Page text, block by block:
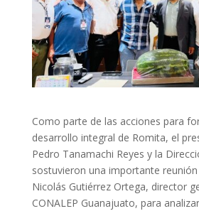
Como parte de las acciones para
desarrollo integral de Romita, el
Pedro Tanamachi Reyes y la
sostuvieron una importante
Nicolás Gutiérrez Ortega, director
CONALEP Guanajuato, para